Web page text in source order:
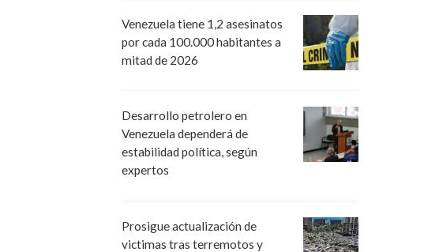
Venezuela tiene 1,2 asesinatos
por cada 100.000 habitantes a
mitad de 2026
Desarrollo petrolero en
Venezuela dependerá de
estabilidad política, según
expertos
Prosigue actualización de
victimas tras terremotos y